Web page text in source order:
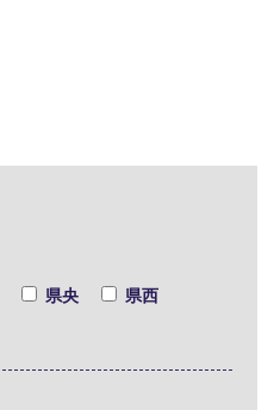
県央
県西